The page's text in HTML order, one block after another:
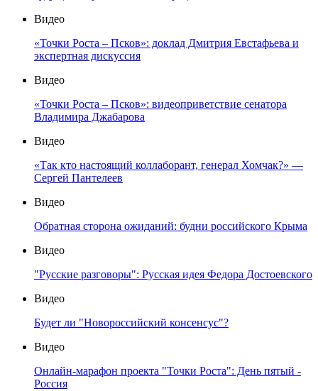
Видео
«Точки Роста – Псков»: доклад Дмитрия Евстафьева и
экспертная дискуссия
Видео
«Точки Роста – Псков»: видеоприветствие сенатора
Владимира Джабарова
Видео
«Так кто настоящий коллаборант, генерал Хомчак?» —
Сергей Пантелеев
Видео
Обратная сторона ожиданий: будни российского Крыма
Видео
"Русские разговоры": Русская идея Федора Достоевского
Видео
Будет ли "Новороссийский консенсус"?
Видео
Онлайн-марафон проекта "Точки Роста": День пятый -
Россия